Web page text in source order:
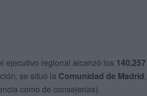
ejecutivo regional alcanzó los 140.257
se situó la Comunidad de Madrid,
como de consejerías).